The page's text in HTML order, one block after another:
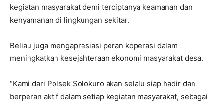
kegiatan masyarakat demi terciptanya keamanan dan
kenyamanan di lingkungan sekitar.
Beliau juga mengapresiasi peran koperasi dalam
meningkatkan kesejahteraan ekonomi masyarakat desa.
“Kami dari Polsek Solokuro akan selalu siap hadir dan
berperan aktif dalam setiap kegiatan masyarakat, sebagai